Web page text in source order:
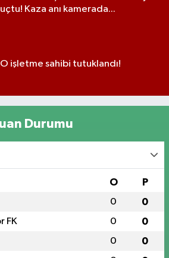
uçtu! Kaza anı kamerada...
O işletme sahibi tutuklandı!
Durumu
O P
0 0
FK 0 0
0 0